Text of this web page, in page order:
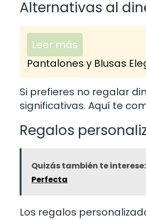
Alternativas al
Leer más
Pantalones y Blusas
Si prefieres no regalar
significativas. Aquí te
Regalos
Quizás también te interese:
Perfecta
Los regalos